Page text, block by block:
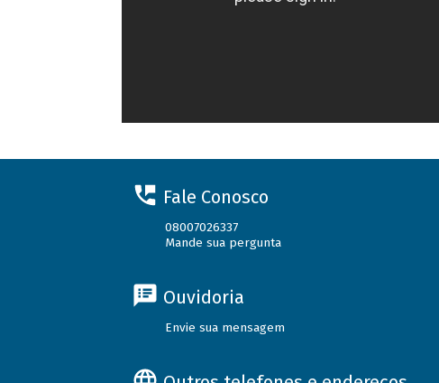
Fale Conosco
08007026337
Mande sua pergunta
Ouvidoria
Envie sua mensagem